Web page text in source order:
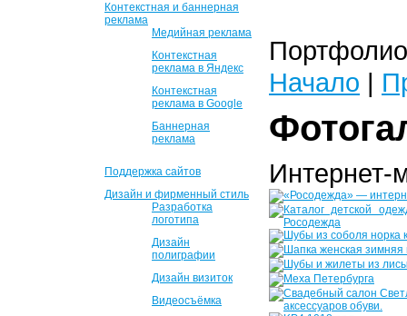
Контекстная и баннерная
реклама
Медийная реклама
Контекстная
реклама в Яндекс
Контекстная
реклама в Google
Баннерная
реклама
Поддержка сайтов
Дизайн и фирменный стиль
Разработка
логотипа
Дизайн
полиграфии
Дизайн визиток
Видеосъёмка
Начало |
Интернет-